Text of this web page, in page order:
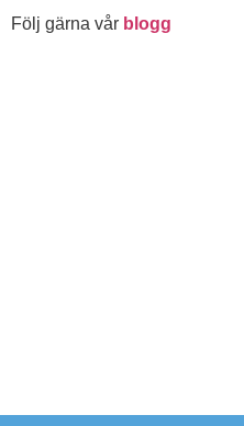
Följ gärna vår blogg